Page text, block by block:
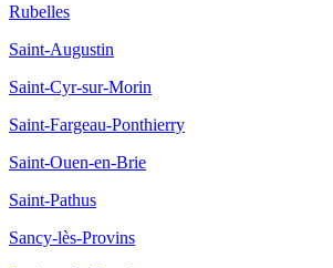
Rubelles
Saint-Augustin
Saint-Cyr-sur-Morin
Saint-Fargeau-Ponthierry
Saint-Ouen-en-Brie
Saint-Pathus
Sancy-lès-Provins